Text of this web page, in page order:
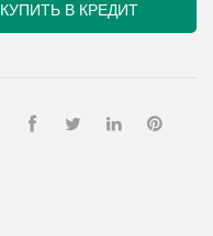
КУПИТЬ В КРЕДИТ